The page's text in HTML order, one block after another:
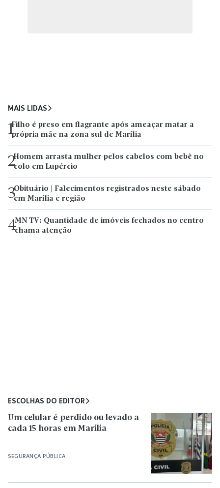
MAIS LIDAS
1Filho é preso em flagrante após ameaçar matar a
própria mãe na zona sul de Marília
2Homem arrasta mulher pelos cabelos com bebê no
colo em Lupércio
3Obituário | Falecimentos registrados neste sábado
em Marília e região
4MN TV: Quantidade de imóveis fechados no centro
chama atenção
ESCOLHAS DO EDITOR
SEGURANÇA PÚBLICA
Um celular é perdido ou levado a
cada 15 horas em Marília